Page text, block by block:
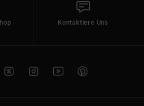
Kontaktiere Uns